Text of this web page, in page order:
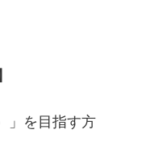
」を目指す方